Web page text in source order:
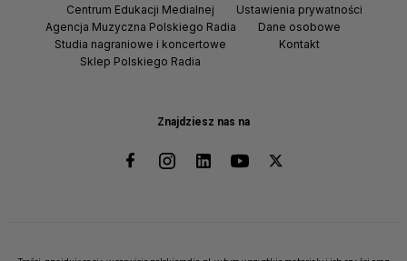
Znajdziesz nas na
Centrum Edukacji Medialnej
Agencja Muzyczna Polskiego Radia
Studia nagraniowe i koncertowe
Sklep Polskiego Radia
Ustawienia prywatności
Dane osobowe
Kontakt